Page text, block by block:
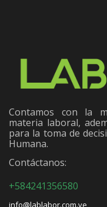
Contamos con la
materia laboral,
para la toma de
Humana.
Contáctanos:
+584241356580
info@lablabor.com.ve